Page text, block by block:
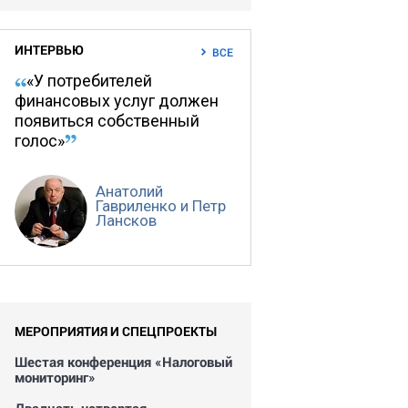
ИНТЕРВЬЮ ВСЕ
«У потребителей
финансовых услуг должен
появиться собственный
голос»
Анатолий
Гавриленко и Петр
Лансков
МЕРОПРИЯТИЯ И СПЕЦПРОЕКТЫ
Шестая конференция «Налоговый
мониторинг»